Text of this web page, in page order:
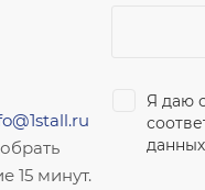
15 минут.
Я даю
данных